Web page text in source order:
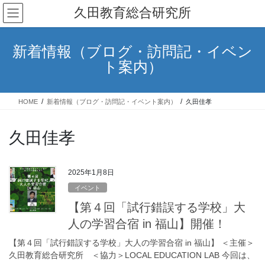
コ
ン
テ
キ
ナ
ビ
ゲ
に
久田教育総合研究所
新着情報（ブログ・訪問記・イベン
ト案内）
HOME 新着情報（ブログ・訪問記・イベント案内） 久田佳孝
久田佳孝
2025年1月8日
イベント
【第４回「試行錯誤する学校」大
人の学習合宿 in 福山】開催！
【第４回「試行錯誤する学校」大人の学習合宿 in 福山】 ＜主催＞
久田教育総合研究所 ＜協力＞LOCAL EDUCATION LAB 今回は、